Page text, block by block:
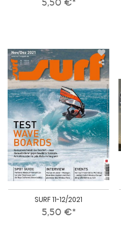
SURF 11-12/2021
5,50 €*
SURF
11-
12/